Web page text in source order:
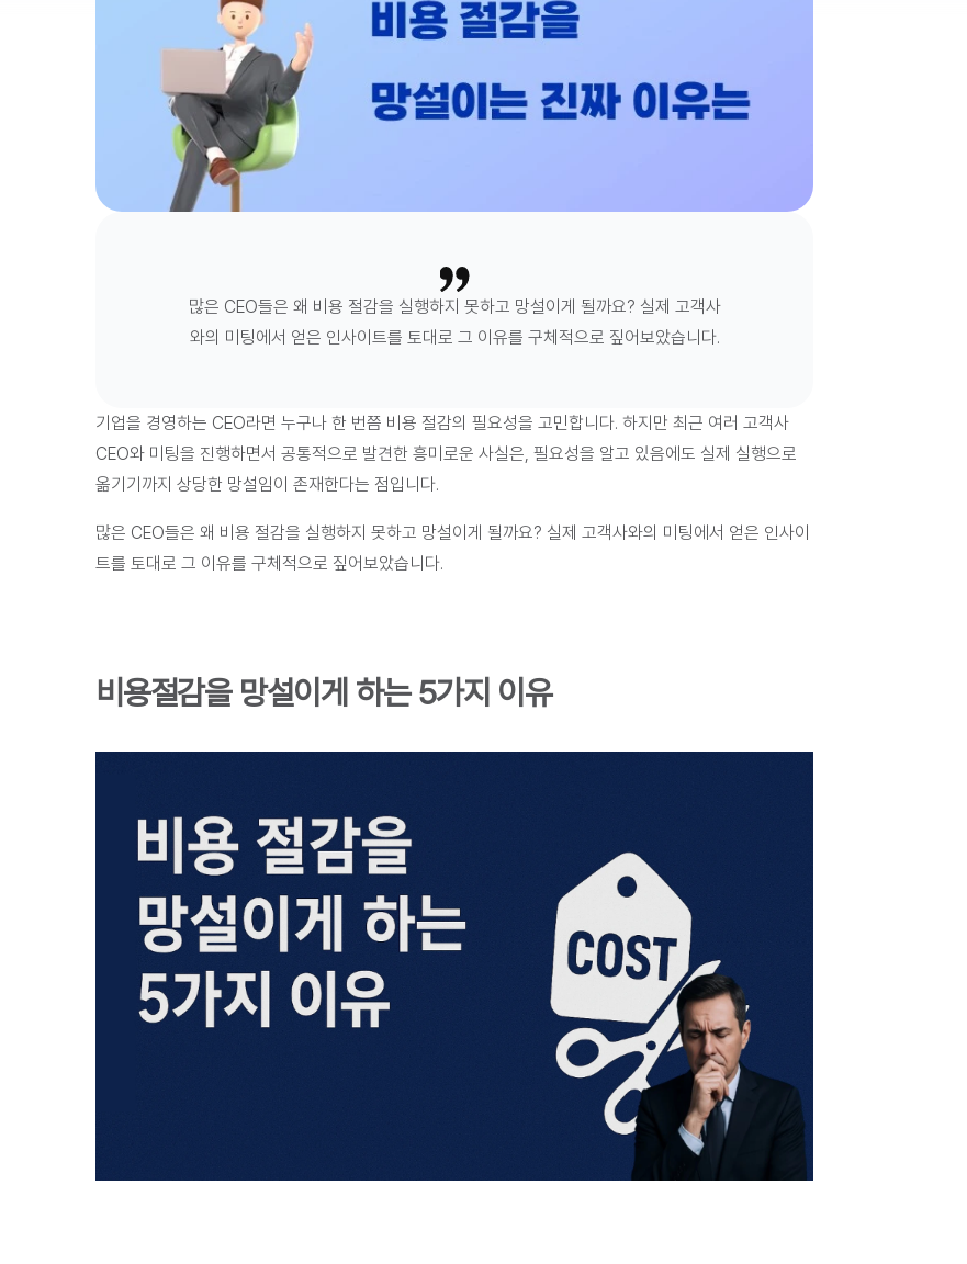
많은 CEO들은 왜 비용 절감을 실행하지 못하고 망설이게 될까요? 실제 고객사
와의 미팅에서 얻은 인사이트를 토대로 그 이유를 구체적으로 짚어보았습니다.
기업을 경영하는 CEO라면 누구나 한 번쯤 비용 절감의 필요성을 고민합니다. 하지만 최근 여러 고객사
CEO와 미팅을 진행하면서 공통적으로 발견한 흥미로운 사실은, 필요성을 알고 있음에도 실제 실행으로
옮기기까지 상당한 망설임이 존재한다는 점입니다.
많은 CEO들은 왜 비용 절감을 실행하지 못하고 망설이게 될까요? 실제 고객사와의 미팅에서 얻은 인사이
트를 토대로 그 이유를 구체적으로 짚어보았습니다.
비용절감을 망설이게 하는 5가지 이유